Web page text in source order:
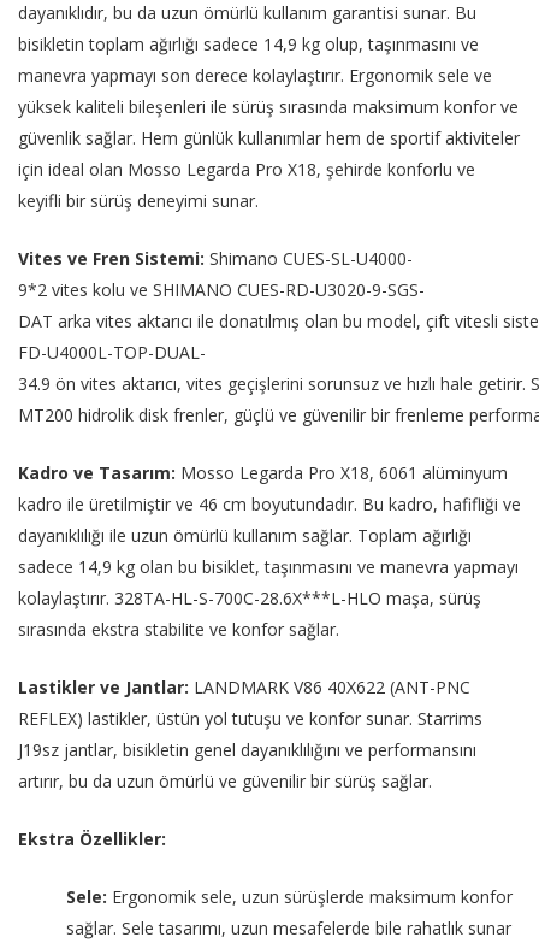
dayanıklıdır, bu da uzun ömürlü kullanım garantisi sunar. Bu
bisikletin toplam ağırlığı sadece 14,9 kg olup, taşınmasını ve
manevra yapmayı son derece kolaylaştırır. Ergonomik sele ve
yüksek kaliteli bileşenleri ile sürüş sırasında maksimum konfor ve
güvenlik sağlar. Hem günlük kullanımlar hem de sportif aktiviteler
için ideal olan Mosso Legarda Pro X18, şehirde konforlu ve
keyifli bir sürüş deneyimi sunar.
Vites ve Fren Sistemi: Shimano CUES-SL-U4000-
9*2 vites kolu ve SHIMANO CUES-RD-U3020-9-SGS-
DAT arka vites aktarıcı ile donatılmış olan bu model, çift vitesli
FD-U4000L-TOP-DUAL-
34.9 ön vites aktarıcı, vites geçişlerini sorunsuz ve hızlı hale getirir.
MT200 hidrolik disk frenler, güçlü ve güvenilir bir frenleme
Kadro ve Tasarım: Mosso Legarda Pro X18, 6061 alüminyum
kadro ile üretilmiştir ve 46 cm boyutundadır. Bu kadro, hafifliği ve
dayanıklılığı ile uzun ömürlü kullanım sağlar. Toplam ağırlığı
sadece 14,9 kg olan bu bisiklet, taşınmasını ve manevra yapmayı
kolaylaştırır. 328TA-HL-S-700C-28.6X***L-HLO maşa, sürüş
sırasında ekstra stabilite ve konfor sağlar.
Lastikler ve Jantlar: LANDMARK V86 40X622 (ANT-PNC
REFLEX) lastikler, üstün yol tutuşu ve konfor sunar. Starrims
J19sz jantlar, bisikletin genel dayanıklılığını ve performansını
artırır, bu da uzun ömürlü ve güvenilir bir sürüş sağlar.
Ekstra Özellikler:
Sele: Ergonomik sele, uzun sürüşlerde maksimum konfor
sağlar. Sele tasarımı, uzun mesafelerde bile rahatlık sunar